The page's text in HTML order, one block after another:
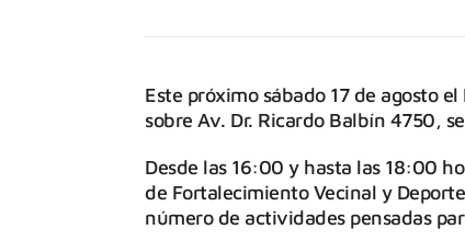
Este próximo sábado 17 de agosto
sobre Av. Dr. Ricardo Balbín 4750,
Desde las 16:00 y hasta las 18:00
de Fortalecimiento Vecinal y
número de actividades pensadas